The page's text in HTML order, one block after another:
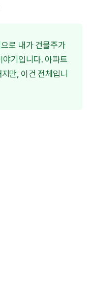
로 내가 건물주가
야기입니다. 아파트
만, 이건 전체입니